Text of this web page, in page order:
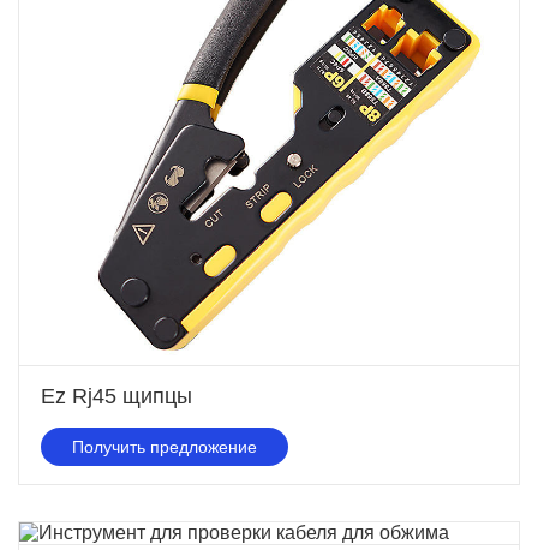
Ez Rj45 щипцы
Получить предложение